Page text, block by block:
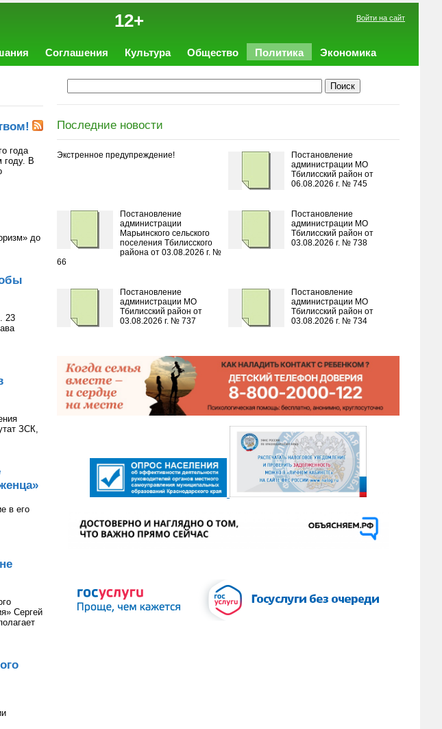
района 12+ Войти на сайт
Соглашения Культура Общество Политика
Экономика
года
году. В
до
23
ЗСК,
в его
Сергей
Последние новости
Экстренное предупреждение!
Постановление
администрации МО
Тбилисский район от
06.08.2026 г. № 745
Постановление
администрации
Марьинского сельского
поселения Тбилисского
района от 03.08.2026 г. №
66
Постановление
администрации МО
Тбилисский район от
03.08.2026 г. № 738
Постановление
администрации МО
Тбилисский район от
03.08.2026 г. № 737
Постановление
администрации МО
Тбилисский район от
03.08.2026 г. № 734